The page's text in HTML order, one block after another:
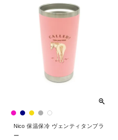
Nico 保温保冷 ヴェンティタンブラ
ー